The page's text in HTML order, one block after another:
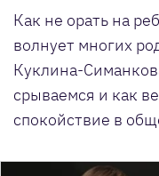
Как не орать на
волнует многих
Куклина-
срываемся и как
спокойствие в